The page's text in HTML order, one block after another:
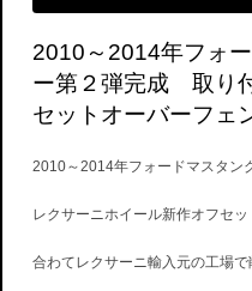
2010～2014年フォ
ー第２弾完成 取り
セットオーバーフェ
2010～2014年フォードマスタ
レクサーニホイール新作オフセ
合わてレクサーニ輸入元の工場で